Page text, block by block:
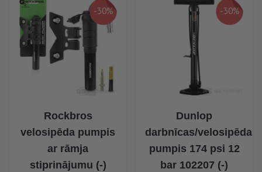
-30%
Rockbros
velosipēda pumpis
ar rāmja
stiprinājumu (-)
-30%
Dunlop
darbnīcas/velosipēda
pumpis 174 psi 12
bar 102207 (-)